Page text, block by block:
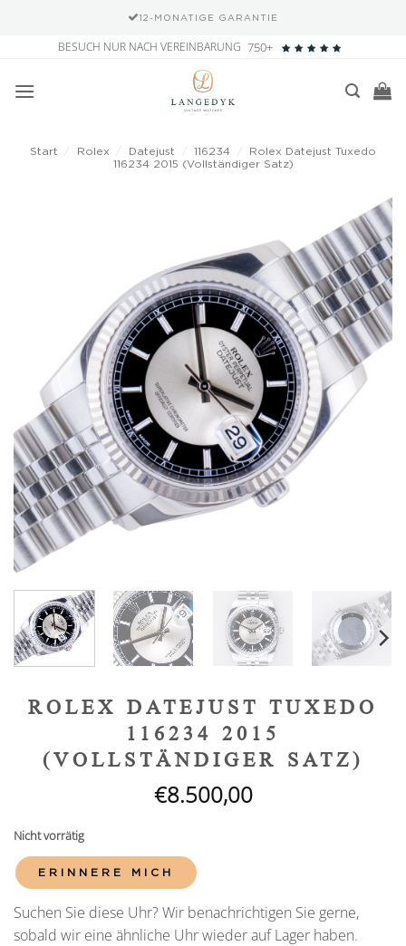
12-MONATIGE GARANTIE
springen
BESUCH NUR NACH VEREINBARUNG 750+
Start Rolex Datejust 116234
Rolex Datejust Tuxedo
116234 2015 (Vollständiger Satz)
Add to
wishlist
ROLEX DATEJUST TUXEDO
116234 2015
(VOLLSTÄNDIGER SATZ)
€8.500,00
Nicht vorrätig
ERINNERE MICH
Suchen Sie diese Uhr? Wir benachrichtigen Sie gerne,
sobald wir eine ähnliche Uhr wieder auf Lager haben.